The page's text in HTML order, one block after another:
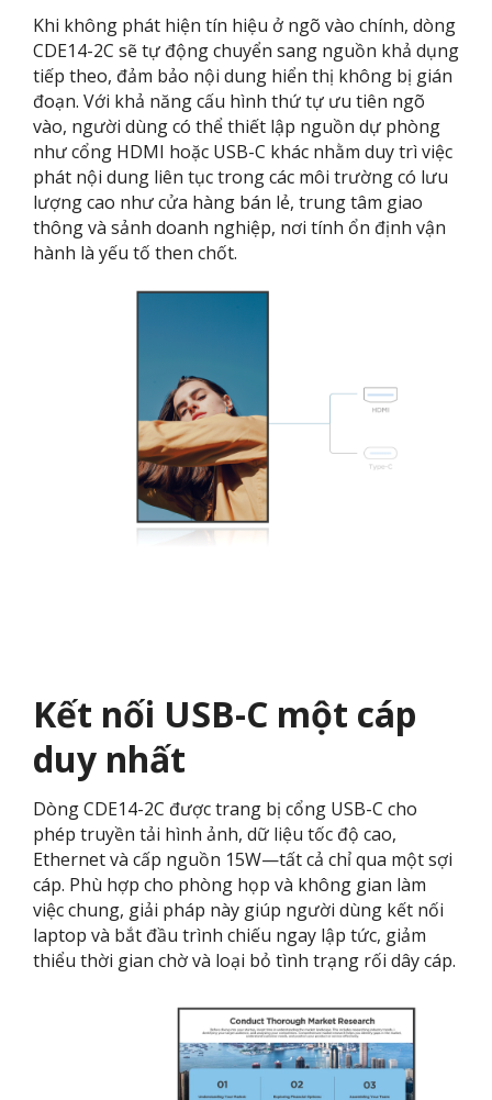
Khi không phát hiện tín hiệu ở ngõ vào chính, dòng
CDE14-2C sẽ tự động chuyển sang nguồn khả dụng
tiếp theo, đảm bảo nội dung hiển thị không bị gián
đoạn. Với khả năng cấu hình thứ tự ưu tiên ngõ
vào, người dùng có thể thiết lập nguồn dự phòng
như cổng HDMI hoặc USB-C khác nhằm duy trì việc
phát nội dung liên tục trong các môi trường có lưu
lượng cao như cửa hàng bán lẻ, trung tâm giao
thông và sảnh doanh nghiệp, nơi tính ổn định vận
hành là yếu tố then chốt.
Kết nối USB-C một cáp
duy nhất
Dòng CDE14-2C được trang bị cổng USB-C cho
phép truyền tải hình ảnh, dữ liệu tốc độ cao,
Ethernet và cấp nguồn 15W—tất cả chỉ qua một sợi
cáp. Phù hợp cho phòng họp và không gian làm
việc chung, giải pháp này giúp người dùng kết nối
laptop và bắt đầu trình chiếu ngay lập tức, giảm
thiểu thời gian chờ và loại bỏ tình trạng rối dây cáp.